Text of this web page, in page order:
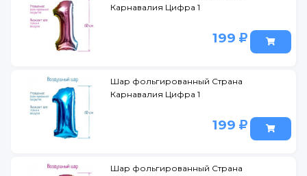
Карнавалия Цифра 1
199
Шар фольгированный Страна
Карнавалия Цифра 1
199
Шар фольгированный Страна